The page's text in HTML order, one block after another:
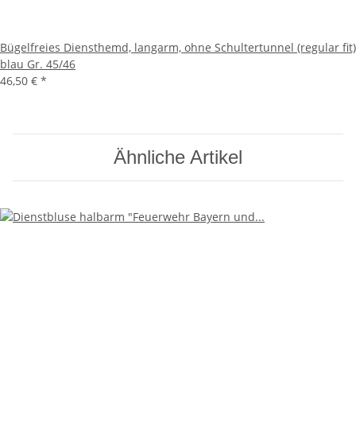
Bügelfreies Diensthemd, langarm, ohne Schultertunnel (regular fit)
blau Gr. 45/46
46,50 € *
Ähnliche Artikel